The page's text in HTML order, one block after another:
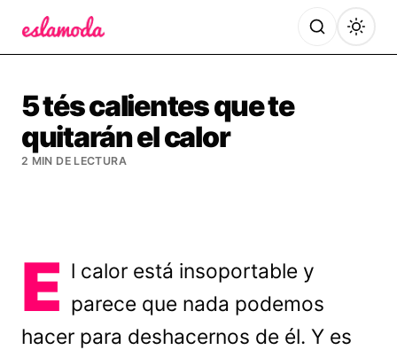
5 tés calientes que te
quitarán el calor
2 MIN DE LECTURA
E l calor está insoportable y
parece que nada podemos
hacer para deshacernos de él. Y es